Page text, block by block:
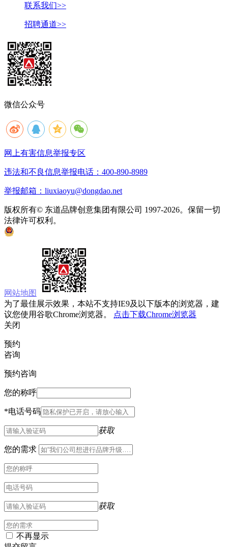
联系我们>>
招聘通道>>
微信公众号
网上有害信息举报专区
违法和不良信息举报电话：400-890-8989
举报邮箱：liuxiaoyu@dongdao.net
版权所有© 东道品牌创意集团有限公司 1997-2026。保留一切
法律许可权利。
网站地图
为了最佳展示效果，本站不支持IE9及以下版本的浏览器，建
议您使用谷歌Chrome浏览器。
点击下载Chrome浏览器
关闭
预约
咨询
预约咨询
您的称呼
*电话号码
获取
您的需求
获取
不再显示